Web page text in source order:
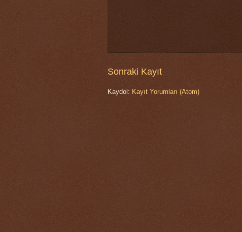
Sonraki Kayıt
Kaydol: Kayıt Yorumları (Atom)